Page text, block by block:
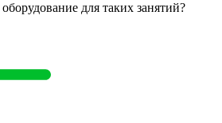
для таких занятий?